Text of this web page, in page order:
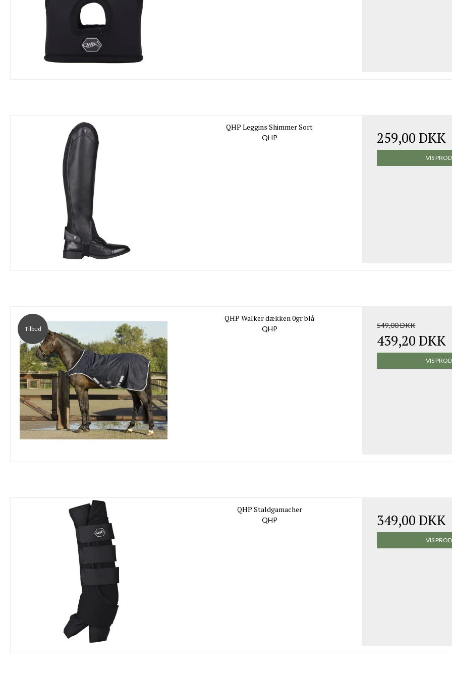
QHP Leggins Shimmer Sort
QHP 259,00 DKK
VIS
Tilbud
QHP Walker dækken 0gr blå
QHP 549,00 DKK
439,20 DKK
VIS
QHP Staldgamacher
QHP 349,00 DKK
VIS